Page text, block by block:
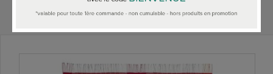
Designers Guild plaid Bankura Pimento